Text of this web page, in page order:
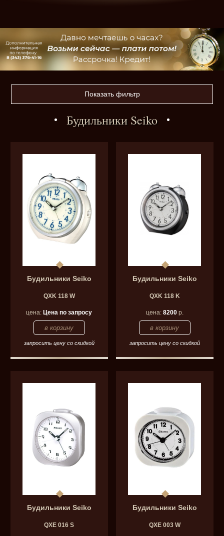
Показать фильтр
Будильники Seiko
Будильники Seiko
QXK 118 W
цена:Цена по запросу
запросить цену со скидкой
Будильники Seiko
QXK 118 K
цена: 8200р.
запросить цену со скидкой
Будильники Seiko
QXE 016 S
Будильники Seiko
QXE 003 W